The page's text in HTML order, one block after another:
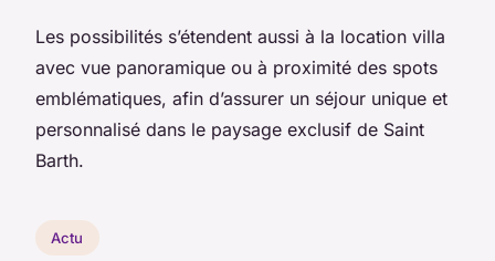
Les possibilités s’étendent aussi à la location villa
avec vue panoramique ou à proximité des spots
emblématiques, afin d’assurer un séjour unique et
personnalisé dans le paysage exclusif de Saint
Barth.
Actu